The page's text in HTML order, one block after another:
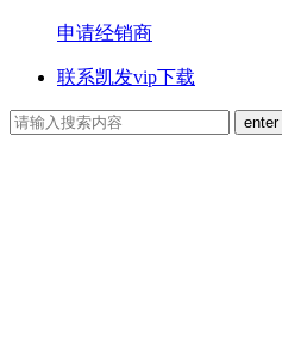
申请经销商
联系凯发vip下载